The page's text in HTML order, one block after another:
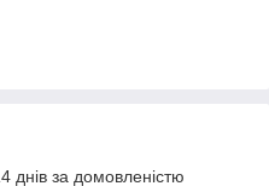
днів за домовленістю